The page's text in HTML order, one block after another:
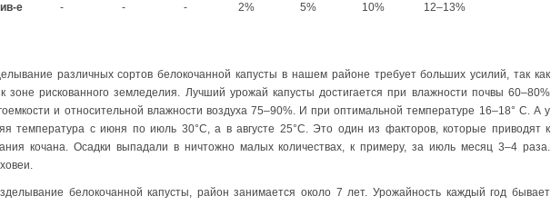
е - - - 2% 5% 10% 12–13%
различных сортов белокочанной капусты в нашем районе требует больших усилий, так как
зоне рискованного земледелия. Лучший урожай капусты достигается при влажности почвы 60–80%
и относительной влажности воздуха 75–90%. И при оптимальной температуре 16–18° С. А у
температура с июня по июль 30°C, а в августе 25°С. Это один из факторов, которые приводят к
кочана. Осадки выпадали в ничтожно малых количествах, к примеру, за июль месяц 3–4 раза.
белокочанной капусты, район занимается около 7 лет. Урожайность каждый год бывает